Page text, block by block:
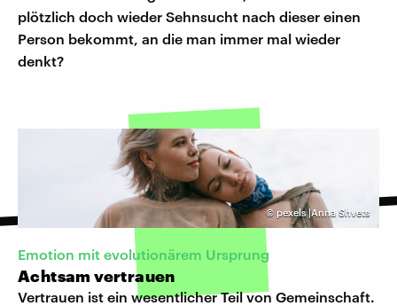
plötzlich doch wieder Sehnsucht nach dieser einen
Person bekommt, an die man immer mal wieder
denkt?
© pexels |Anna Shvets
Emotion mit evolutionärem Ursprung
Achtsam vertrauen
Vertrauen ist ein wesentlicher Teil von Gemeinschaft.